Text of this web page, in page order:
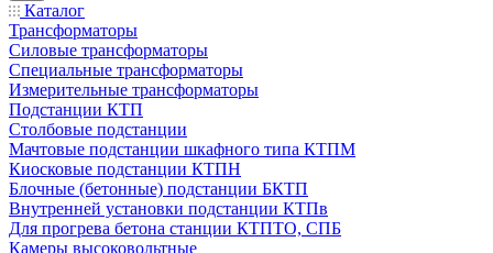
Каталог
Трансформаторы
Силовые трансформаторы
Специальные трансформаторы
Измерительные трансформаторы
Подстанции КТП
Столбовые подстанции
Мачтовые подстанции шкафного типа КТПМ
Киосковые подстанции КТПН
Блочные (бетонные) подстанции БКТП
Внутренней установки подстанции КТПв
Для прогрева бетона станции КТПТО, СПБ
Камеры высоковольтные